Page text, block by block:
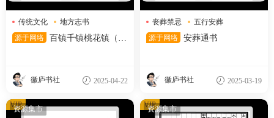
传统文化
地方志书
风水地理
源于网络
百镇千镇桃花镇（12
徽庐书社 2025-04-22
丧葬禁忌
五行安葬
安葬吉日
源于网络 安葬通书
徽庐书社 2025-03-19
资源集市
VIP 资源集市
VIP